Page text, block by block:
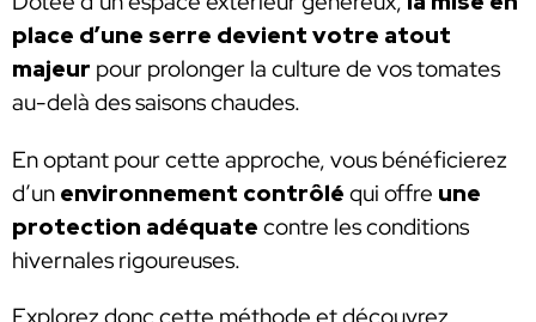
place d’une serre devient votre atout
majeur pour prolonger la culture de vos tomates
au-delà des saisons chaudes.
En optant pour cette approche, vous bénéficierez
d’un environnement contrôlé qui offre une
protection adéquate contre les conditions
hivernales rigoureuses.